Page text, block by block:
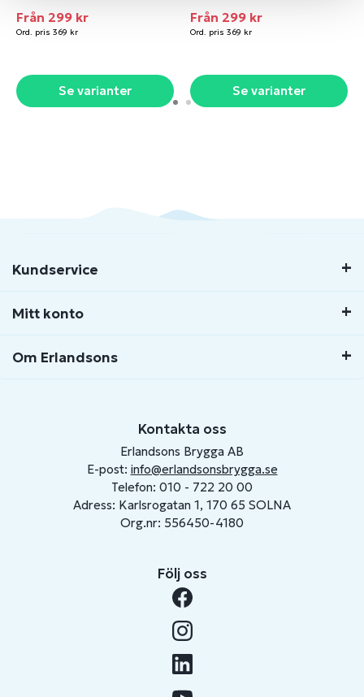
Från 299 kr
Ord. pris 369 kr
Se varianter
Från 299 kr
Ord. pris 369 kr
Se varianter
Kundservice
Mitt konto
Om Erlandsons
Kontakta oss
Erlandsons Brygga AB
E-post: info@erlandsonsbrygga.se
Telefon: 010 - 722 20 00
Adress: Karlsrogatan 1, 170 65 SOLNA
Org.nr: 556450-4180
Följ oss